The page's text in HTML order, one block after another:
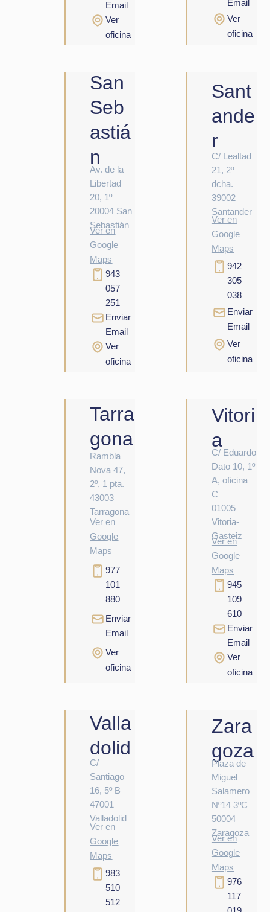
Email
Ver
oficina
Email
Ver
oficina
San
Seb
astiá
n
Av. de la
Libertad
20, 1º
20004 San
Sebastián
Ver en
Google
Maps
943
057
251
Enviar
Email
Ver
oficina
Sant
ande
r
C/ Lealtad
21, 2º
dcha.
39002
Santander
Ver en
Google
Maps
942
305
038
Enviar
Email
Ver
oficina
Tarra
gona
Rambla
Nova 47,
2º, 1 pta.
43003
Tarragona
Ver en
Google
Maps
977
101
880
Enviar
Email
Ver
oficina
Vitori
a
C/ Eduardo
Dato 10, 1º
A, oficina
C
01005
Vitoria-
Gasteiz
Ver en
Google
Maps
945
109
610
Enviar
Email
Ver
oficina
Valla
dolid
C/
Santiago
16, 5º B
47001
Valladolid
Ver en
Google
Maps
983
510
512
Zara
goza
Plaza de
Miguel
Salamero
Nº14 3ºC
50004
Zaragoza
Ver en
Google
Maps
976
117